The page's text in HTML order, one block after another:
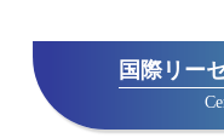
国際リー